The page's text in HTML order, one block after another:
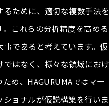
ために、適切な複数手法を
これらの分析精度を高める
であると考えています。仮
はなく、様々な領域におけ
め、HAGURUMAではマー
ョナルが仮説構築を行いま